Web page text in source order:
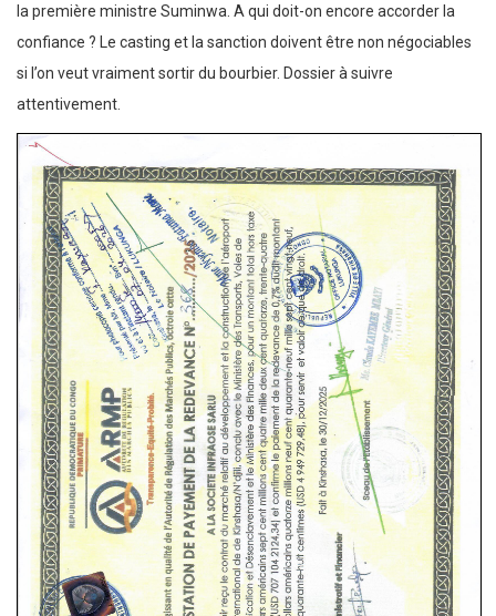
la première ministre Suminwa. A qui doit-on encore accorder la
confiance ? Le casting et la sanction doivent être non négociables
si l’on veut vraiment sortir du bourbier. Dossier à suivre
attentivement.